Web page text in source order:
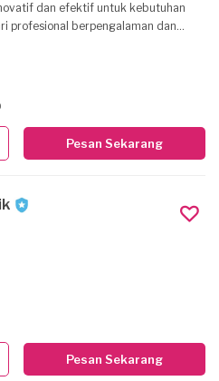
dan efektif untuk kebutuhan
profesional berpengalaman dan
- Pemasangan dan perawatan
- Pemecahan masalah teknis
yang berpengalaman dan terampil
Pesan Sekarang
Pesan Sekarang